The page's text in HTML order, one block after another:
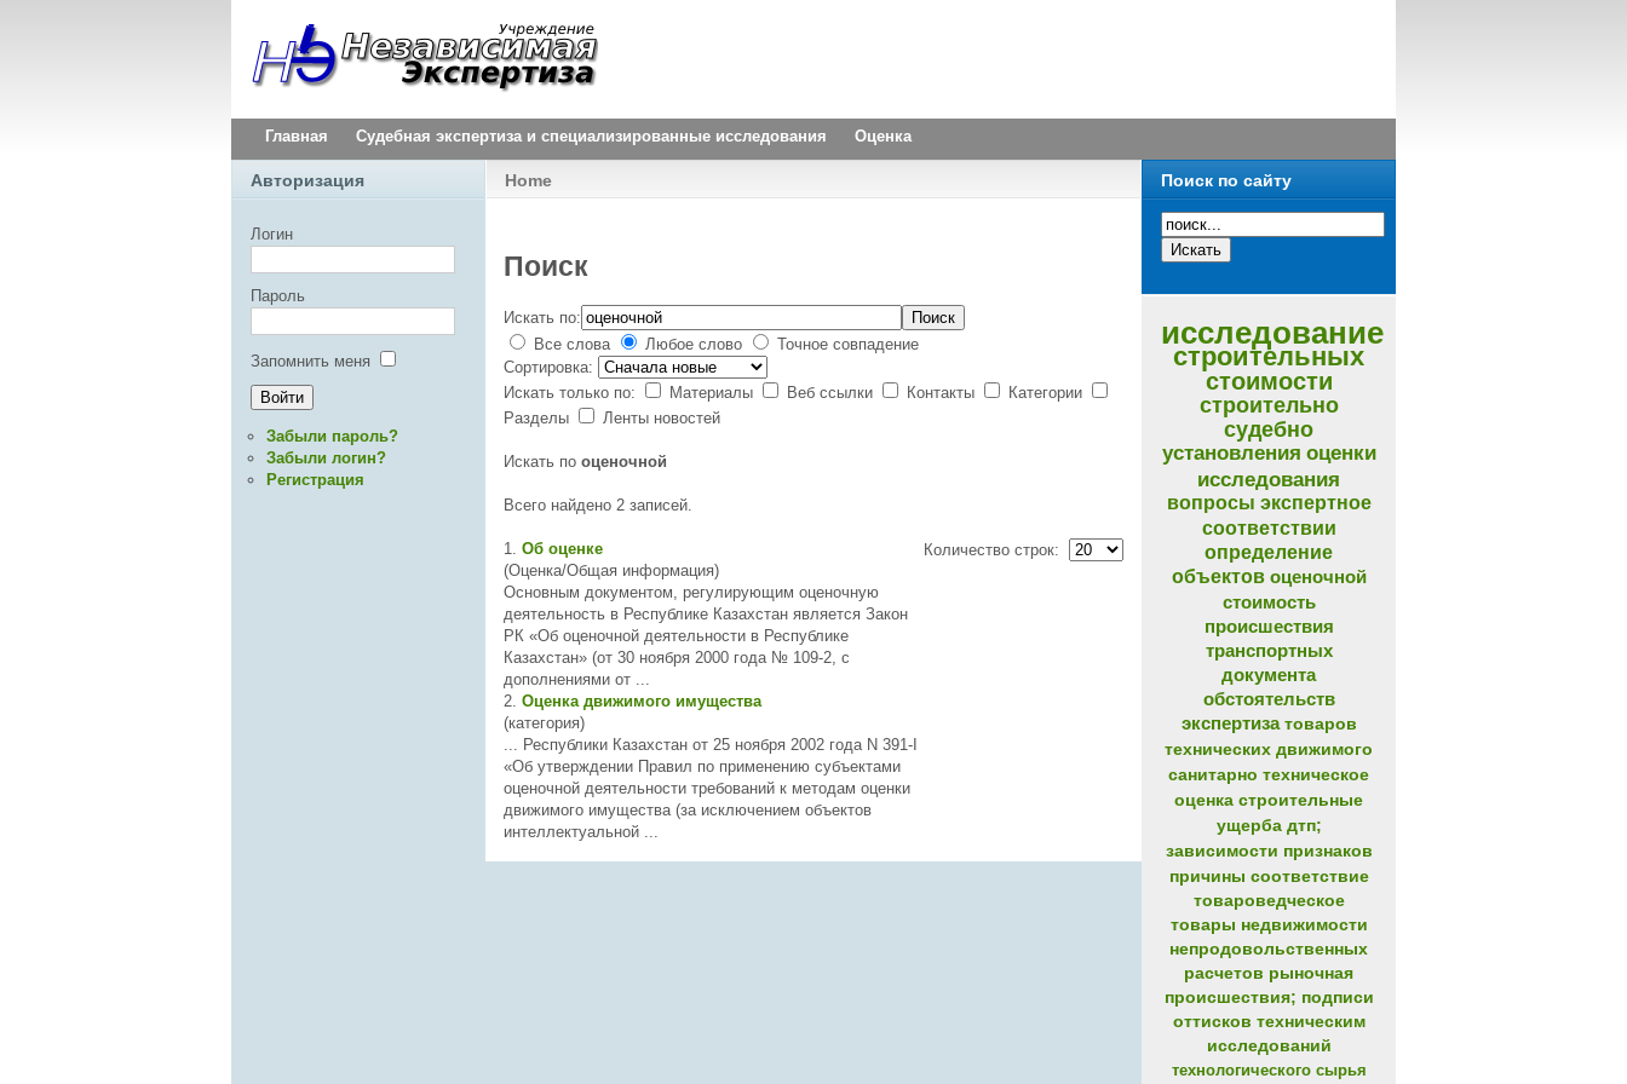
Главная Судебная экспертиза и специализированные исследования Оценка
Home
Поиск
Искать по:
Поиск
Все слова
Любое слово
Точное совпадение
Сортировка:
Искать только по:
Материалы Веб ссылки Контакты
Категории
Разделы
Ленты новостей
Искать по оценочной
Всего найдено 2 записей.
Количество строк:
1. Об оценке
(Оценка/Общая информация)
Основным документом, регулирующим оценочную
деятельность в Республике Казахстан является Закон
РК «Об оценочной деятельности в Республике
Казахстан» (от 30 ноября 2000 года № 109-2, с
дополнениями от ...
2. Оценка движимого имущества
(категория)
... Республики Казахстан от 25 ноября 2002 года N 391-I
«Об утверждении Правил по применению субъектами
оценочной деятельности требований к методам оценки
движимого имущества (за исключением объектов
интеллектуальной ...
Авторизация
Логин
Пароль
Запомнить меня
Забыли пароль?
Забыли логин?
Регистрация
Поиск по сайту
исследование
строительных
стоимости
строительно
судебно
установления оценки
исследования
вопросы экспертное
соответствии
определение
объектов оценочной
стоимость
происшествия
транспортных
документа
обстоятельств
экспертиза товаров
технических движимого
санитарно техническое
оценка строительные
ущерба дтп;
зависимости признаков
причины соответствие
товароведческое
товары недвижимости
непродовольственных
расчетов рыночная
происшествия; подписи
оттисков техническим
исследований
технологического сырья